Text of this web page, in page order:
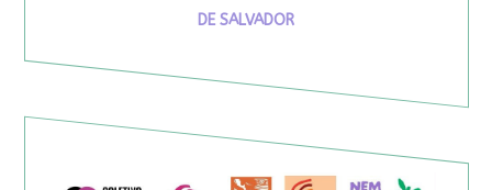
DE SALVADOR